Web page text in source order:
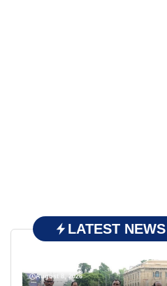
LATEST NEWS
August 8, 2026